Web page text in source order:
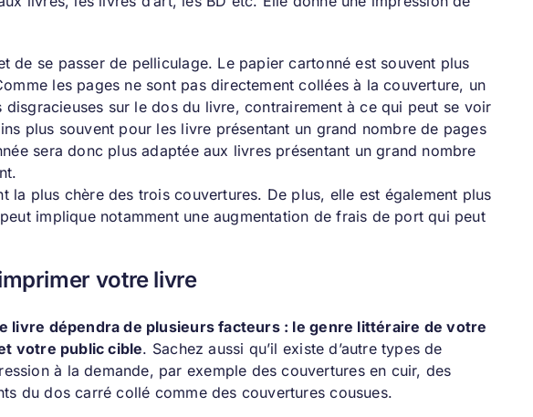
de se passer de pelliculage. Le papier cartonné est souvent plus
les pages ne sont pas directement collées à la couverture, un
sur le dos du livre, contrairement à ce qui peut se voir
plus souvent pour les livre présentant un grand nombre de pages
sera donc plus adaptée aux livres présentant un grand nombre
la plus chère des trois couvertures. De plus, elle est également plus
implique notamment une augmentation de frais de port qui peut
votre livre
livre dépendra de plusieurs facteurs : le genre littéraire de votre
votre public cible. Sachez aussi qu’il existe d’autre types de
à la demande, par exemple des couvertures en cuir, des
du dos carré collé comme des couvertures cousues.